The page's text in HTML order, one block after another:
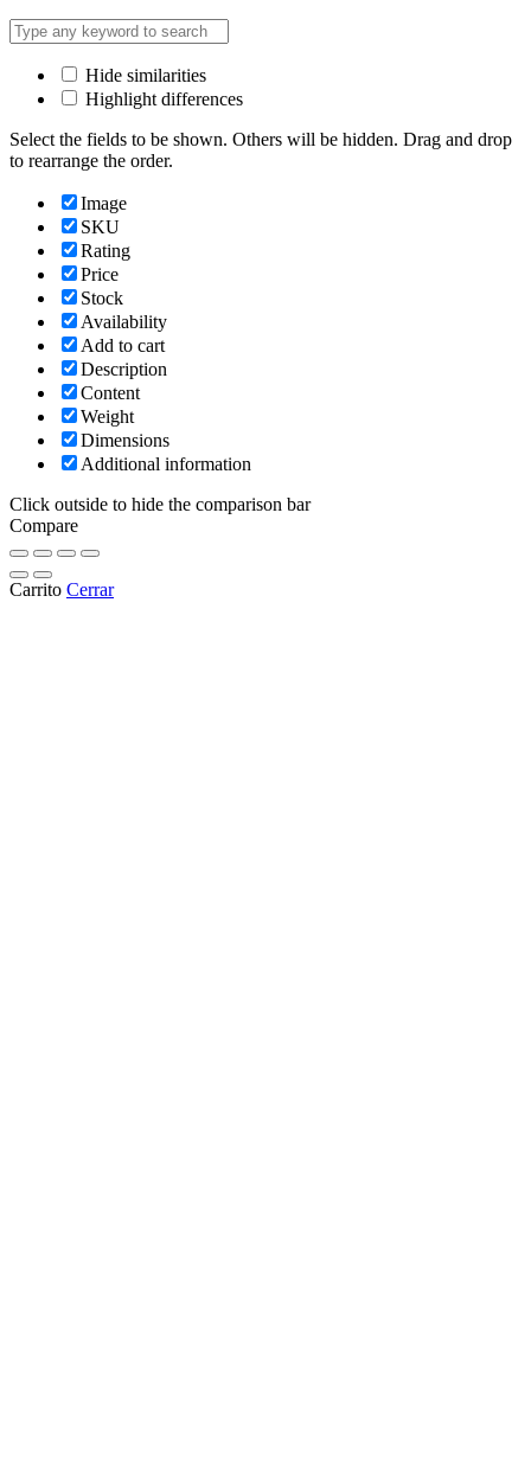
Hide similarities
Highlight differences
Select the fields to be shown. Others will be hidden. Drag and drop
to rearrange the order.
Image
SKU
Rating
Price
Stock
Availability
Add to cart
Description
Content
Weight
Dimensions
Additional information
Click outside to hide the comparison bar
Compare
Carrito Cerrar